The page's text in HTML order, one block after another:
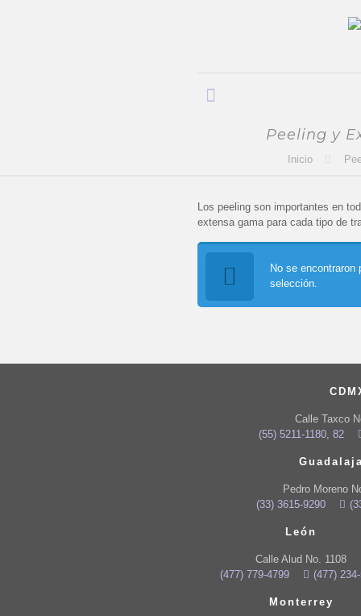
Peeling y
Inicio
Los peeling son importantes en
extensa gama para cada tipo de
No se encontraron
selección.
Calle Taxco
(55) 5211-1180, 82
Pedro Moreno
(33) 3615-9290
León
Calle Alud No. 1108
(477) 779-4799
(477)
Monterrey